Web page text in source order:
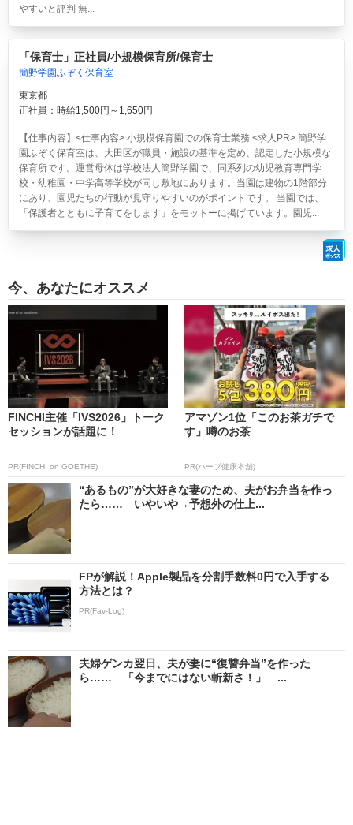
やすいと評判 無...
「保育士」正社員/小規模保育所/保育士
簡野学園ふぞく保育室
東京都
正社員：時給1,500円～1,650円
【仕事内容】<仕事内容> 小規模保育園での保育士業務 <求人PR> 簡野学
園ふぞく保育室は、大田区が職員・施設の基準を定め、認定した小規模な
保育所です。運営母体は学校法人簡野学園で、同系列の幼児教育専門学
校・幼稚園・中学高等学校が同じ敷地にあります。当園は建物の1階部分
にあり、園児たちの行動が見守りやすいのがポイントです。 当園では、
「保護者とともに子育てをします」をモットーに掲げています。園児...
今、あなたにオススメ
FINCHI主催「IVS2026」トーク
セッションが話題に！
PR(FINCHI on GOETHE)
アマゾン1位「このお茶ガチで
す」噂のお茶
PR(ハーブ健康本舗)
“あるもの”が大好きな妻のため、夫がお弁当を作っ
たら…… いやいや→予想外の仕上...
FPが解説！Apple製品を分割手数料0円で入手する
方法とは？
PR(Fav-Log)
夫婦ゲンカ翌日、夫が妻に“復讐弁当”を作った
ら…… 「今までにはない斬新さ！」 ...